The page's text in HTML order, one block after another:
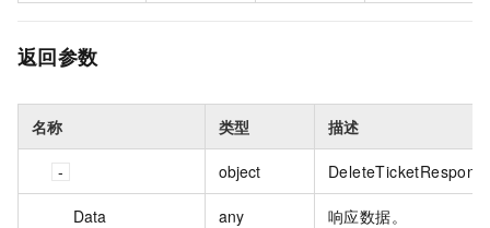
返回参数
名称 类型 描述
object
Data any 响应数据。